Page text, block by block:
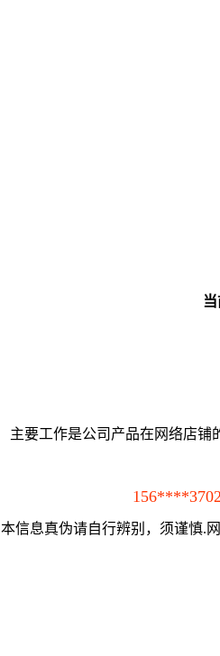
当
主要工作是公司产品在网络店铺
156****3702
本信息真伪请自行辨别，须谨慎.